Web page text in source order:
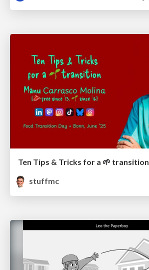
Ten Tips & Tricks for a 🌱 transition
stuffmc